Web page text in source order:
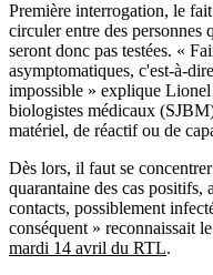
Première interrogation, le
circuler entre des personnes
seront donc pas testées. «
asymptomatiques, c'est-à-
impossible » explique Lionel
biologistes médicaux
matériel, de réactif ou de
Dès lors, il faut se
quarantaine des cas positifs,
contacts, possiblement infect
conséquent » reconnaissait
mardi 14 avril du RTL.